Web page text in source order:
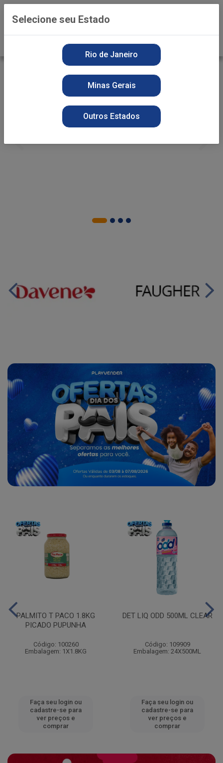
PALMITO T PACO 1.8KG
PICADO PUPUNHA
Código: 100260
Embalagem: 1X1.8KG
Faça seu login ou
cadastre-se para
ver preços e
comprar
DET LIQ ODD 500ML CLEAR
Código: 109909
Embalagem: 24X500ML
Faça seu login ou
cadastre-se para
ver preços e
comprar
Selecione seu Estado
Rio de Janeiro
Minas Gerais
Outros Estados